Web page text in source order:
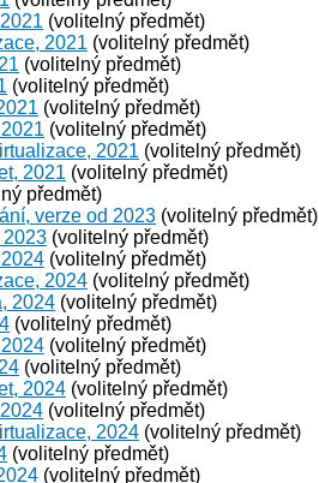
(volitelný předmět)
2021 (volitelný předmět)
(volitelný předmět)
(volitelný předmět)
(volitelný předmět)
(volitelný předmět)
2021 (volitelný předmět)
2021 (volitelný předmět)
předmět)
verze od 2023 (volitelný předmět)
2023 (volitelný předmět)
(volitelný předmět)
2024 (volitelný předmět)
2024 (volitelný předmět)
(volitelný předmět)
(volitelný předmět)
(volitelný předmět)
2024 (volitelný předmět)
(volitelný předmět)
2024 (volitelný předmět)
(volitelný předmět)
(volitelný předmět)